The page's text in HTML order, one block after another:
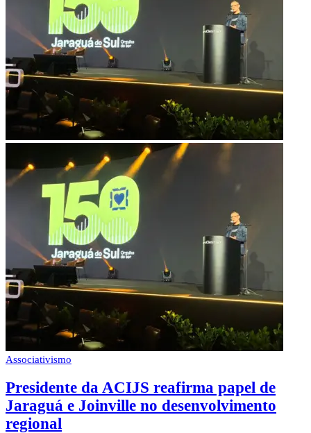
Associativismo
Presidente da ACIJS reafirma papel de
Jaraguá e Joinville no desenvolvimento
regional